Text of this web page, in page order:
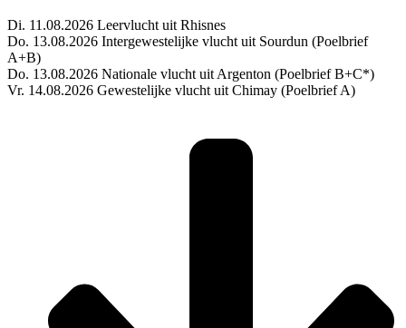
Di. 11.08.2026 Leervlucht uit Rhisnes
Do. 13.08.2026 Intergewestelijke vlucht uit Sourdun (Poelbrief
A+B)
Do. 13.08.2026 Nationale vlucht uit Argenton (Poelbrief B+C*)
Vr. 14.08.2026 Gewestelijke vlucht uit Chimay (Poelbrief A)